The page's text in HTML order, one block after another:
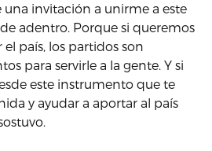
invitación a unirme a este
adentro. Porque si queremos
país, los partidos son
para servirle a la gente. Y si
este instrumento que te
y ayudar a aportar al país